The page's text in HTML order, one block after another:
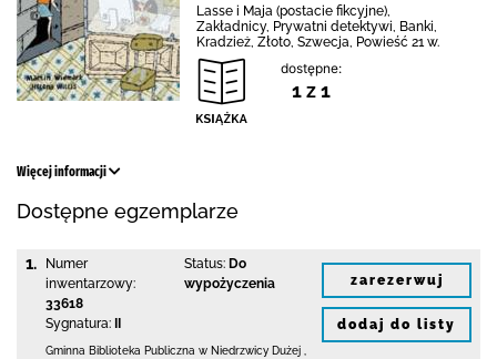
Lasse i Maja (postacie fikcyjne),
Zakładnicy, Prywatni detektywi, Banki,
Kradzież, Złoto, Szwecja, Powieść 21 w.
dostępne:
1 z 1
Więcej informacji
Dostępne egzemplarze
1.
Numer
inwentarzowy:
33618
Sygnatura:
Status: Do
wypożyczenia
Gminna Biblioteka Publiczna w Niedrzwicy Dużej
zarezerwuj
dodaj do listy